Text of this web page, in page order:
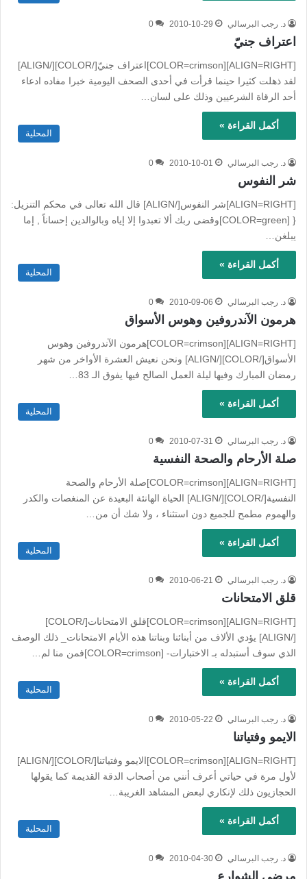
د. رجب البرسالي 2010-10-29
0
اعتراف جنيّ
[ALIGN=RIGHT][COLOR=crimson]اعتراف جنيّ[/COLOR][/ALIGN]
لقد ذهلت كثيرا حينما قرأت في أحدى الصحف اليومية خبرا مفاده ادعاء
أحد الرقاة الشرعيين وذلك على لسان…
أكمل القراءة »
المحلية
د. رجب البرسالي 2010-10-01
0
شر النفوس
[ALIGN=RIGHT]شر النفوس[/ALIGN] قال الله تعالى في محكم التنزيل:
{ [COLOR=green]وقضى ربك ألا تعبدوا إلا إياه وبالوالدين إحساناً , إما
يبلغن…
أكمل القراءة »
المحلية
د. رجب البرسالي 2010-09-06
0
هرمون الآندروفين وهوس الأسواق
[ALIGN=RIGHT][COLOR=crimson]هرمون الآندروفين وهوس
الأسواق[/COLOR][/ALIGN] ونحن نعيش العشرة الأواخر من شهر
رمضان المبارك وفيها ليلة العمل الصالح فيها يفوق الـ 83…
أكمل القراءة »
المحلية
د. رجب البرسالي 2010-07-31
0
صلة الأرحام والصحة النفسية
[ALIGN=RIGHT][COLOR=crimson]صلة الأرحام والصحة
النفسية[/COLOR][/ALIGN] الحياة الهانئة البعيدة عن المنغصات والكدر
والهموم مطمح للجميع دون استثناء ، ولا شك أن من…
أكمل القراءة »
المحلية
د. رجب البرسالي 2010-06-21
0
قلق الامتحانات
[ALIGN=RIGHT][COLOR=crimson]قلق الامتحانات[/COLOR]
[/ALIGN] يؤدي الألاف من أبنائنا وبناتنا هذه الأيام الامتحانات_ ذلك الوصف
الذي سوف أستبدله بـ الاختبارات- [COLOR=crimson]فمن منا لم…
أكمل القراءة »
المحلية
د. رجب البرسالي 2010-05-22
0
الايمو وفتياتنا
[ALIGN=RIGHT][COLOR=crimson]الايمو وفتياتنا[/COLOR][/ALIGN]
لأول مرة في حياتي أعرف أنني من أصحاب الدقة القديمة كما يقولها
الحجازيون ذلك لإنكاري لبعض المشاهد الغريبة…
أكمل القراءة »
المحلية
د. رجب البرسالي 2010-04-30
0
مرضى الشوارع